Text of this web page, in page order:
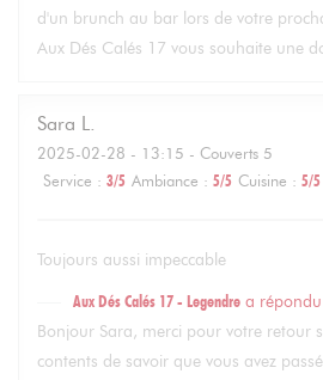
d'un brunch au bar lors de votre
Aux Dés Calés 17 vous souhaite une
Sara L
2025-02-28 - 13:15 - Couverts 5
Service : 3/5 Ambiance : 5/5 Cuisine : 5/5
Toujours aussi impeccable
Aux Dés Calés 17 - Legendre a
Bonjour Sara, merci pour votre retour
contents de savoir que vous avez